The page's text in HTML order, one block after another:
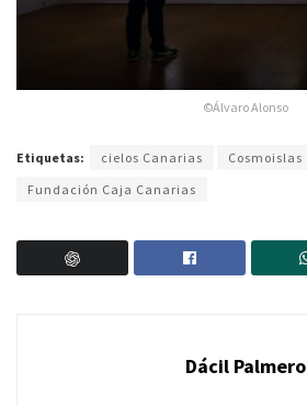
©Álvaro Alonso
Etiquetas: cielos Canarias
Cosmoislas
Fundación Caja Canarias
Dácil Palmero